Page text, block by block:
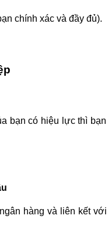
chính xác và đầy đủ).
bạn có hiệu lực thì bạn
hàng và liên kết